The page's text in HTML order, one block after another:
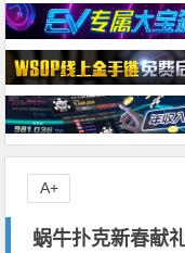
蜗牛扑克新春献
A+